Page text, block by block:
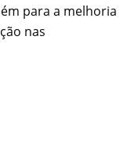
para a melhoria
nas